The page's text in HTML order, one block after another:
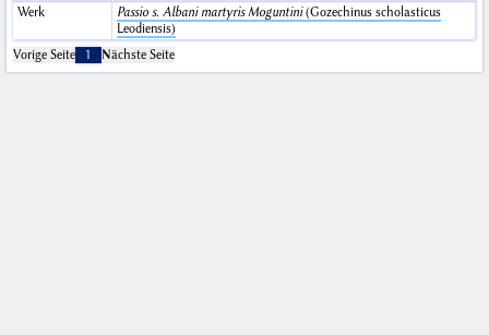
Werk Passio s. Albani martyris Moguntini(Gozechinus scholasticus
Leodiensis)
Vorige Seite
1 Nächste Seite